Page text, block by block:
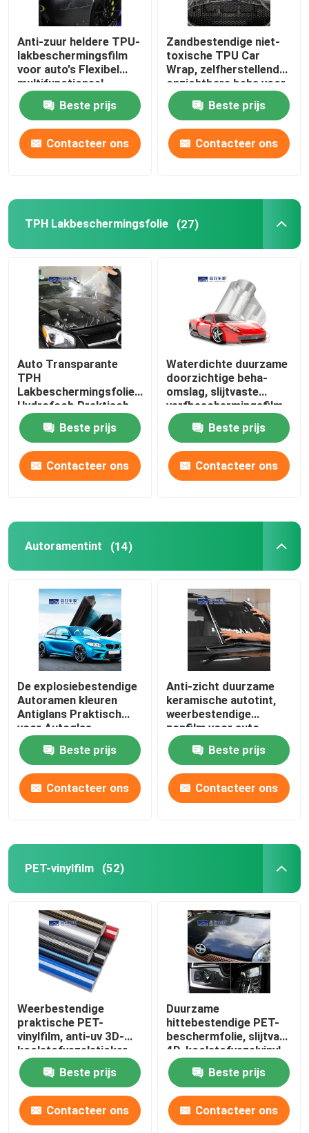
Anti-zuur heldere TPU-
lakbeschermingsfilm
voor auto's Flexibel
multifunctioneel
Beste prijs
Contacteer ons
Zandbestendige niet-
toxische TPU Car
Wrap, zelfherstellende
onzichtbare beha voor
in de auto
Beste prijs
Contacteer ons
TPH Lakbeschermingsfolie (27)
Auto Transparante
TPH
Lakbeschermingsfolie
Hydrofoob Praktisch
Beste prijs
Contacteer ons
Waterdichte duurzame
doorzichtige beha-
omslag, slijtvaste
verfbeschermingsfilm
Beste prijs
Contacteer ons
Autoramentint (14)
De explosiebestendige
Autoramen kleuren
Antiglans Praktisch
voor Autoglas
Beste prijs
Contacteer ons
Anti-zicht duurzame
keramische autotint,
weerbestendige
zonfilm voor auto
Beste prijs
Contacteer ons
PET-vinylfilm (52)
Weerbestendige
praktische PET-
vinylfilm, anti-uv 3D-
koolstofvezelsticker
Beste prijs
Contacteer ons
Duurzame
hittebestendige PET-
beschermfolie, slijtvast
4D-koolstofvezelvinyl
Beste prijs
Contacteer ons